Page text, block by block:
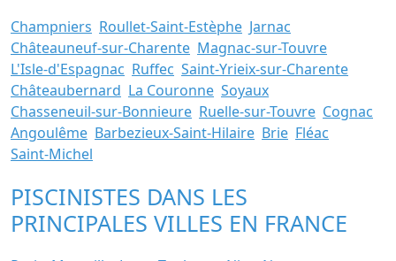
Champniers Roullet-Saint-Estèphe Jarnac
Châteauneuf-sur-Charente Magnac-sur-Touvre
L'Isle-d'Espagnac Ruffec Saint-Yrieix-sur-Charente
Châteaubernard La Couronne Soyaux
Chasseneuil-sur-Bonnieure Ruelle-sur-Touvre Cognac
Angoulême Barbezieux-Saint-Hilaire Brie Fléac
Saint-Michel
PISCINISTES DANS LES
PRINCIPALES VILLES EN FRANCE